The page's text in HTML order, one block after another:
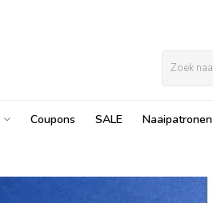
Coupons SALE Naaipatronen